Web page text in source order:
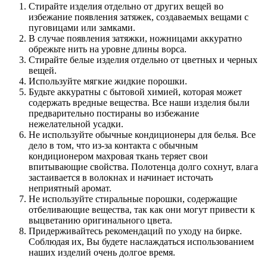
Стирайте изделия отдельно от других вещей во
избежание появления затяжек, создаваемых вещами с
пуговицами или замками.
В случае появления затяжки, ножницами аккуратно
обрежьте нить на уровне длины ворса.
Стирайте белые изделия отдельно от цветных и черных
вещей.
Используйте мягкие жидкие порошки.
Будьте аккуратны с бытовой химией, которая может
содержать вредные вещества. Все наши изделия были
предварительно постираны во избежание
нежелательной усадки.
Не используйте обычные кондиционеры для белья. Все
дело в том, что из-за контакта с обычным
кондиционером махровая ткань теряет свои
впитывающие свойства. Полотенца долго сохнут, влага
застаивается в волокнах и начинает источать
неприятный аромат.
Не используйте стиральные порошки, содержащие
отбеливающие вещества, так как они могут привести к
выцветанию оригинального цвета.
Придерживайтесь рекомендаций по уходу на бирке.
Соблюдая их, Вы будете наслаждаться использованием
наших изделий очень долгое время.